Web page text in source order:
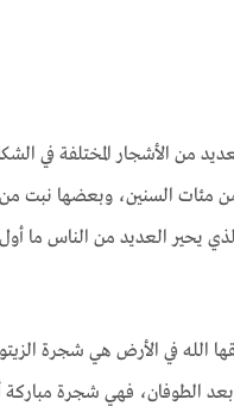
من الأشجار المختلفة في
مئات السنين، وبعضها نبت من
يحير العديد من الناس ما
الله في الأرض هي شجرة
بعد الطوفان، فهي شجرة مباركة